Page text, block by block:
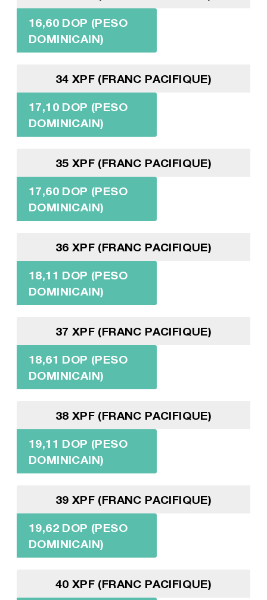
16,60 DOP (PESO
DOMINICAIN)
34 XPF (FRANC PACIFIQUE)
17,10 DOP (PESO
DOMINICAIN)
35 XPF (FRANC PACIFIQUE)
17,60 DOP (PESO
DOMINICAIN)
36 XPF (FRANC PACIFIQUE)
18,11 DOP (PESO
DOMINICAIN)
37 XPF (FRANC PACIFIQUE)
18,61 DOP (PESO
DOMINICAIN)
38 XPF (FRANC PACIFIQUE)
19,11 DOP (PESO
DOMINICAIN)
39 XPF (FRANC PACIFIQUE)
19,62 DOP (PESO
DOMINICAIN)
40 XPF (FRANC PACIFIQUE)